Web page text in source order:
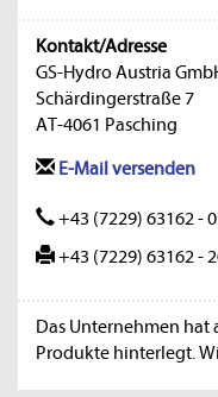
Kontakt/Adresse
GS-Hydro Austria
Schärdingerstraße 7
AT-4061 Pasching
E-Mail versenden
+43 (7229) 63162 - 0
+43 (7229) 63162 -
Das Unternehmen hat
Produkte hinterlegt.